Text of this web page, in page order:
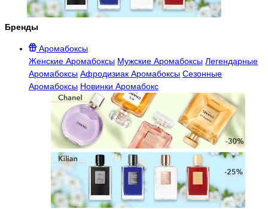
Бренды
Аромабоксы
Женские Аромабоксы Мужские Аромабоксы Легендарные
Аромабоксы Афродизиак Аромабоксы Сезонные
Аромабоксы Новинки Аромабокс